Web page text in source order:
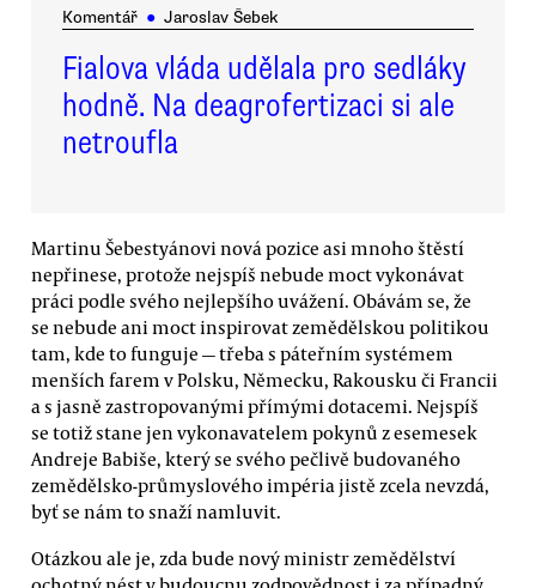
Komentář ● Jaroslav Šebek
Fialova vláda udělala pro sedláky
hodně. Na deagrofertizaci si ale
netroufla
Martinu Šebestyánovi nová pozice asi mnoho štěstí
nepřinese, protože nejspíš nebude moct vykonávat
práci podle svého nejlepšího uvážení. Obávám se, že
se nebude ani moct inspirovat zemědělskou politikou
tam, kde to funguje — třeba s páteřním systémem
menších farem v Polsku, Německu, Rakousku či Francii
a s jasně zastropovanými přímými dotacemi. Nejspíš
se totiž stane jen vykonavatelem pokynů z esemesek
Andreje Babiše, který se svého pečlivě budovaného
zemědělsko-průmyslového impéria jistě zcela nevzdá,
byť se nám to snaží namluvit.
Otázkou ale je, zda bude nový ministr zemědělství